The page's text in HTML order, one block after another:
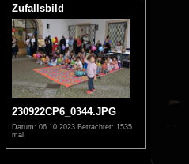
Zufallsbild
230922CP6_0344.JPG
Datum: 06.10.2023 Betrachtet: 1535
mal